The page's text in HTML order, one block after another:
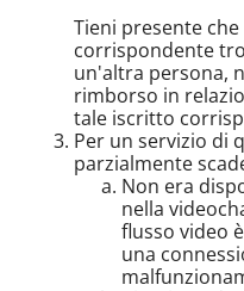
Tieni presente
corrispondente
un'altra persona,
rimborso in
tale iscritto
Per un servizio di
parzialmente
Non era
nella
flusso video
una